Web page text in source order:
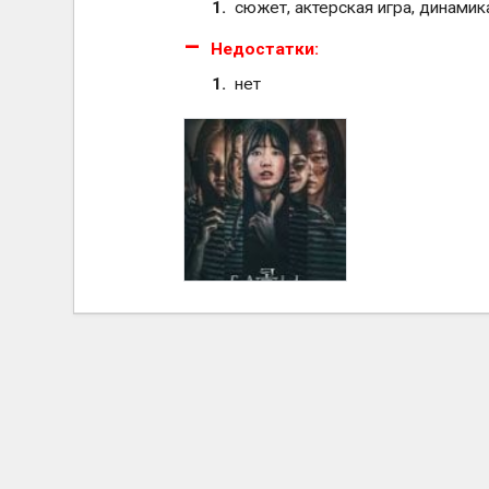
сюжет, актерская игра,
Недостатки:
нет